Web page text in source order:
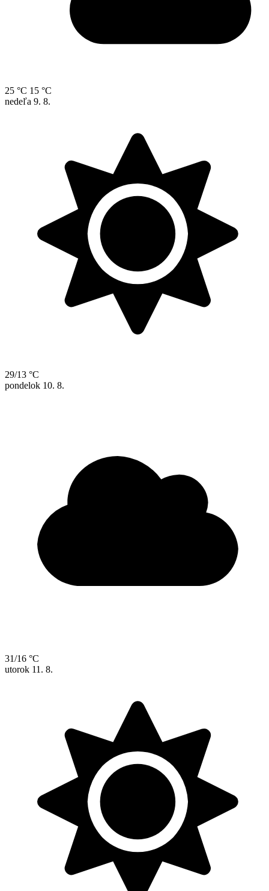
25 °C 15 °C
nedeľa 9. 8.
29/13 °C
pondelok 10. 8.
31/16 °C
utorok 11. 8.